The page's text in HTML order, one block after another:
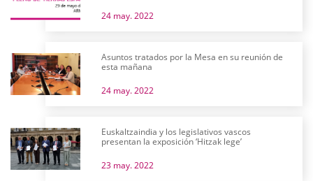
24 may. 2022
Asuntos tratados por la Mesa en su reunión de
esta mañana
24 may. 2022
Euskaltzaindia y los legislativos vascos
presentan la exposición ‘Hitzak lege’
23 may. 2022